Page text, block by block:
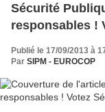
Sécurité
responsables !
Publié le 17/09/2013 à
Par SIPM - EUROCOP